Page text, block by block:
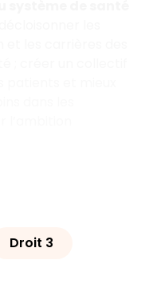
Droit 3